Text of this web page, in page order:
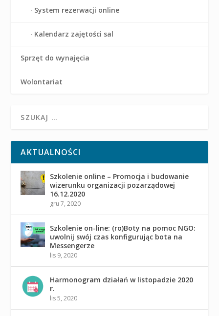
System rezerwacji online
Kalendarz zajętości sal
Sprzęt do wynajęcia
Wolontariat
AKTUALNOŚCI
Szkolenie online – Promocja i budowanie
wizerunku organizacji pozarządowej
16.12.2020
gru 7, 2020
Szkolenie on-line: (ro)Boty na pomoc NGO:
uwolnij swój czas konfigurując bota na
Messengerze
lis 9, 2020
Harmonogram działań w listopadzie 2020
r.
lis 5, 2020